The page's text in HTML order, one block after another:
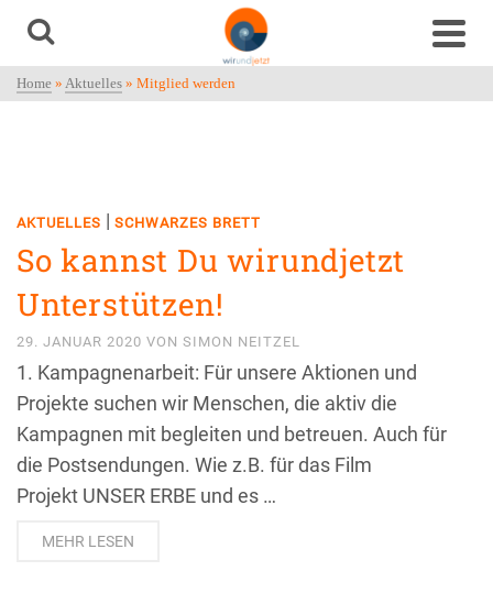
Home » Aktuelles » Mitglied werden
AKTUELLES | SCHWARZES BRETT
So kannst Du wirundjetzt
Unterstützen!
29. JANUAR 2020 VON SIMON NEITZEL
1. Kampagnenarbeit: Für unsere Aktionen und
Projekte suchen wir Menschen, die aktiv die
Kampagnen mit begleiten und betreuen. Auch für
die Postsendungen. Wie z.B. für das Film
Projekt UNSER ERBE und es …
MEHR LESEN